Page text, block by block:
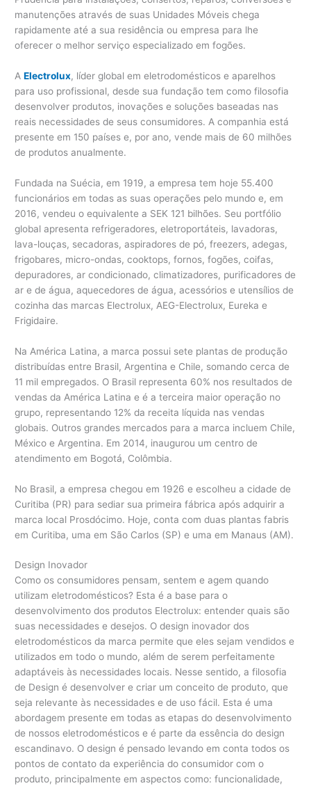
manutenções através de suas Unidades Móveis chega
rapidamente até a sua residência ou empresa para lhe
oferecer o melhor serviço especializado em fogões.
AElectrolux, líder global em eletrodomésticos e aparelhos
para uso profissional, desde sua fundação tem como filosofia
desenvolver produtos, inovações e soluções baseadas nas
reais necessidades de seus consumidores. A companhia está
presente em 150 países e, por ano, vende mais de 60 milhões
de produtos anualmente.
Fundada na Suécia, em 1919, a empresa tem hoje 55.400
funcionários em todas as suas operações pelo mundo e, em
2016, vendeu o equivalente a SEK 121 bilhões. Seu portfólio
global apresenta refrigeradores, eletroportáteis, lavadoras,
lava-louças, secadoras, aspiradores de pó, freezers, adegas,
frigobares, micro-ondas, cooktops, fornos, fogões, coifas,
depuradores, ar condicionado, climatizadores, purificadores de
ar e de água, aquecedores de água, acessórios e utensílios de
cozinha das marcas Electrolux, AEG-Electrolux, Eureka e
Frigidaire.
Na América Latina, a marca possui sete plantas de produção
distribuídas entre Brasil, Argentina e Chile, somando cerca de
11 mil empregados. O Brasil representa 60% nos resultados de
vendas da América Latina e é a terceira maior operação no
grupo, representando 12% da receita líquida nas vendas
globais. Outros grandes mercados para a marca incluem Chile,
México e Argentina. Em 2014, inaugurou um centro de
atendimento em Bogotá, Colômbia.
No Brasil, a empresa chegou em 1926 e escolheu a cidade de
Curitiba (PR) para sediar sua primeira fábrica após adquirir a
marca local Prosdócimo. Hoje, conta com duas plantas fabris
em Curitiba, uma em São Carlos (SP) e uma em Manaus (AM).
Design Inovador
Como os consumidores pensam, sentem e agem quando
utilizam eletrodomésticos? Esta é a base para o
desenvolvimento dos produtos Electrolux: entender quais são
suas necessidades e desejos. O design inovador dos
eletrodomésticos da marca permite que eles sejam vendidos e
utilizados em todo o mundo, além de serem perfeitamente
adaptáveis às necessidades locais. Nesse sentido, a filosofia
de Design é desenvolver e criar um conceito de produto, que
seja relevante às necessidades e de uso fácil. Esta é uma
abordagem presente em todas as etapas do desenvolvimento
de nossos eletrodomésticos e é parte da essência do design
escandinavo. O design é pensado levando em conta todos os
pontos de contato da experiência do consumidor com o
produto, principalmente em aspectos como: funcionalidade,